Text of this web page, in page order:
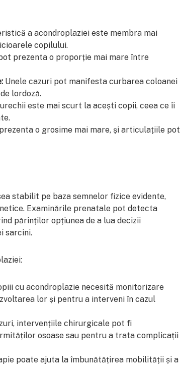
a acondroplaziei este membra mai
copilului.
prezenta o proporție mai mare între
Unele cazuri pot manifesta curbarea coloanei
lordoză.
este mai scurt la acești copii, ceea ce îi
o grosime mai mare, și articulațiile pot
stabilit pe baza semnelor fizice evidente,
Examinările prenatale pot detecta
părinților opțiunea de a lua decizii
sarcini.
cu acondroplazie necesită monitorizare
lor și pentru a interveni în cazul
intervențiile chirurgicale pot fi
osoase sau pentru a trata complicații
poate ajuta la îmbunătățirea mobilității și a